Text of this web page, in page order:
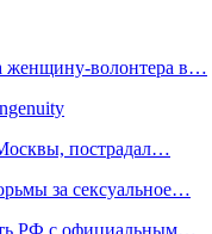
женщину-волонтера в…
пострадал…
за сексуальное…
РФ с официальным…